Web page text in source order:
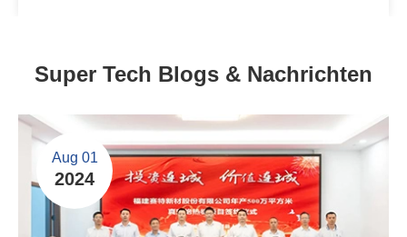
Super Tech Blogs & Nachrichten
Aug 01
2024